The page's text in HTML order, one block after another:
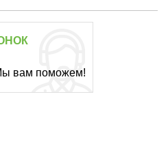
вам поможем!